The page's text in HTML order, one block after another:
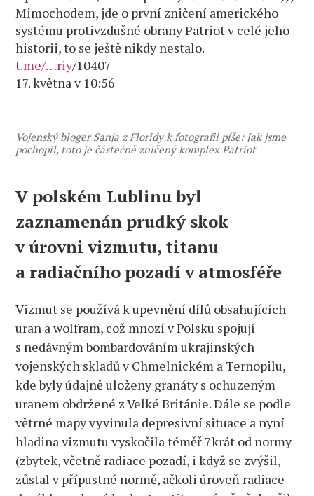
Mimochodem, jde o první zničení amerického
systému protivzdušné obrany Patriot v celé jeho
historii, to se ještě nikdy nestalo.
t.me/…riy/10407
17. května v 10:56
Vojenský bloger Sanja z Floridy k fotografii píše: Jak jsme
pochopil, toto je částečně zničený komplex Patriot
V polském Lublinu byl
zaznamenán prudký skok
v úrovni vizmutu, titanu
a radiačního pozadí v atmosféře
Vizmut se používá k upevnění dílů obsahujících
uran a wolfram, což mnozí v Polsku spojují
s nedávným bombardováním ukrajinských
vojenských skladů v Chmelnickém a Ternopilu,
kde byly údajně uloženy granáty s ochuzeným
uranem obdržené z Velké Británie. Dále se podle
větrné mapy vyvinula depresivní situace a nyní
hladina vizmutu vyskočila téměř 7krát od normy
(zbytek, včetně radiace pozadí, i když se zvýšil,
zůstal v přípustné normě, ačkoli úroveň radiace